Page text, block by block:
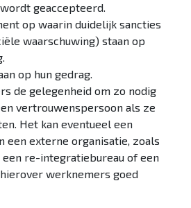
geaccepteerd.
op waarin duidelijk sancties
waarschuwing) staan op
op hun gedrag.
de gelegenheid om zo nodig
vertrouwenspersoon als ze
Het kan eventueel een
een externe organisatie, zoals
een re-integratiebureau of een
hierover werknemers goed